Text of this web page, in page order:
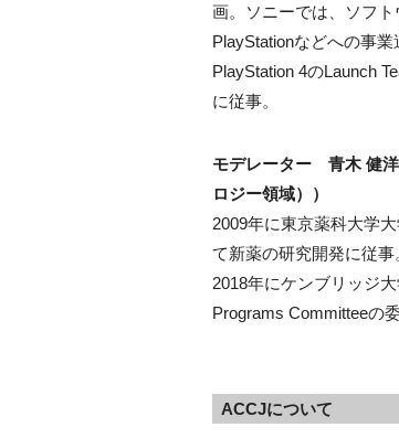
画。ソニーでは、ソフ
PlayStationなどへの事
PlayStation 4のLaunch
に従事。
モデレーター 青木 健洋
ロジー領域））
2009年に東京薬科大学
て新薬の研究開発に従事
2018年にケンブリッジ
Programs Committeeの
ACCJについて